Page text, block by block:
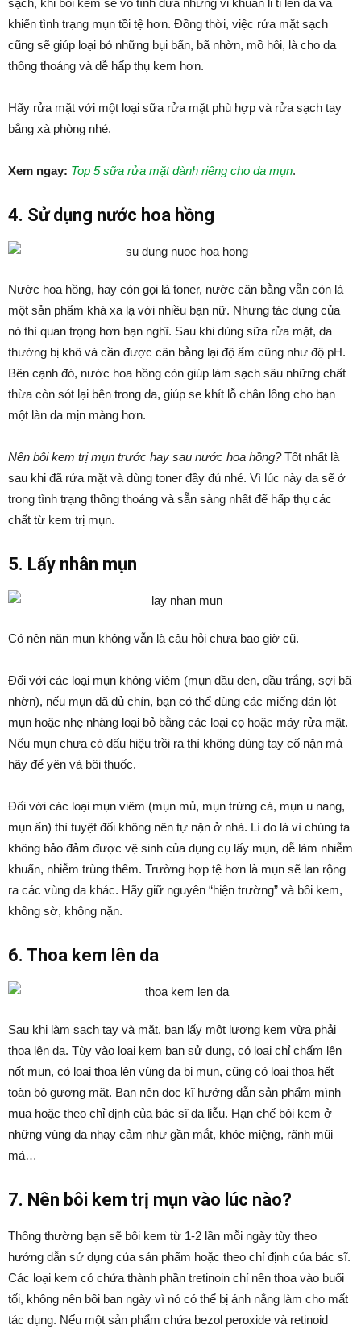
sạch, khi bôi kem sẽ vô tình đưa những vi khuẩn li ti lên da và
khiến tình trạng mụn tồi tệ hơn. Đồng thời, việc rửa mặt sạch
cũng sẽ giúp loại bỏ những bụi bẩn, bã nhờn, mồ hôi, là cho da
thông thoáng và dễ hấp thụ kem hơn.
Hãy rửa mặt với một loại sữa rửa mặt phù hợp và rửa sạch tay
bằng xà phòng nhé.
Xem ngay: Top 5 sữa rửa mặt dành riêng cho da mụn.
4. Sử dụng nước hoa hồng
Nước hoa hồng, hay còn gọi là toner, nước cân bằng vẫn còn là
một sản phẩm khá xa lạ với nhiều bạn nữ. Nhưng tác dụng của
nó thì quan trọng hơn bạn nghĩ. Sau khi dùng sữa rửa mặt, da
thường bị khô và cần được cân bằng lại độ ẩm cũng như độ pH.
Bên cạnh đó, nước hoa hồng còn giúp làm sạch sâu những chất
thừa còn sót lại bên trong da, giúp se khít lỗ chân lông cho bạn
một làn da mịn màng hơn.
Nên bôi kem trị mụn trước hay sau nước hoa hồng?Tốt nhất là
sau khi đã rửa mặt và dùng toner đầy đủ nhé. Vì lúc này da sẽ ở
trong tình trạng thông thoáng và sẵn sàng nhất để hấp thụ các
chất từ kem trị mụn.
5. Lấy nhân mụn
Có nên nặn mụn không vẫn là câu hỏi chưa bao giờ cũ.
Đối với các loại mụn không viêm (mụn đầu đen, đầu trắng, sợi bã
nhờn), nếu mụn đã đủ chín, bạn có thể dùng các miếng dán lột
mụn hoặc nhẹ nhàng loại bỏ bằng các loại cọ hoặc máy rửa mặt.
Nếu mụn chưa có dấu hiệu trồi ra thì không dùng tay cố nặn mà
hãy để yên và bôi thuốc.
Đối với các loại mụn viêm (mụn mủ, mụn trứng cá, mụn u nang,
mụn ẩn) thì tuyệt đối không nên tự nặn ở nhà. Lí do là vì chúng ta
không bảo đảm được vệ sinh của dụng cụ lấy mụn, dễ làm nhiễm
khuẩn, nhiễm trùng thêm. Trường hợp tệ hơn là mụn sẽ lan rộng
ra các vùng da khác. Hãy giữ nguyên “hiện trường” và bôi kem,
không sờ, không nặn.
6. Thoa kem lên da
Sau khi làm sạch tay và mặt, bạn lấy một lượng kem vừa phải
thoa lên da. Tùy vào loại kem bạn sử dụng, có loại chỉ chấm lên
nốt mụn, có loại thoa lên vùng da bị mụn, cũng có loại thoa hết
toàn bộ gương mặt. Bạn nên đọc kĩ hướng dẫn sản phẩm mình
mua hoặc theo chỉ định của bác sĩ da liễu. Hạn chế bôi kem ở
những vùng da nhạy cảm như gần mắt, khóe miệng, rãnh mũi
má…
7. Nên bôi kem trị mụn vào lúc nào?
Thông thường bạn sẽ bôi kem từ 1-2 lần mỗi ngày tùy theo
hướng dẫn sử dụng của sản phẩm hoặc theo chỉ định của bác sĩ.
Các loại kem có chứa thành phần tretinoin chỉ nên thoa vào buổi
tối, không nên bôi ban ngày vì nó có thể bị ánh nắng làm cho mất
tác dụng. Nếu một sản phẩm chứa bezol peroxide và retinoid